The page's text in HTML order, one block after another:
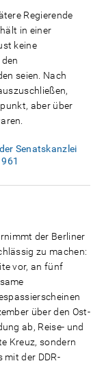
Regierende
in einer
keine
seien. Nach
aber über
Senatskanzlei
der Berliner
zu machen:
vor, an fünf
über den Ost-
ab, Reise- und
Kreuz, sondern
mit der DDR-